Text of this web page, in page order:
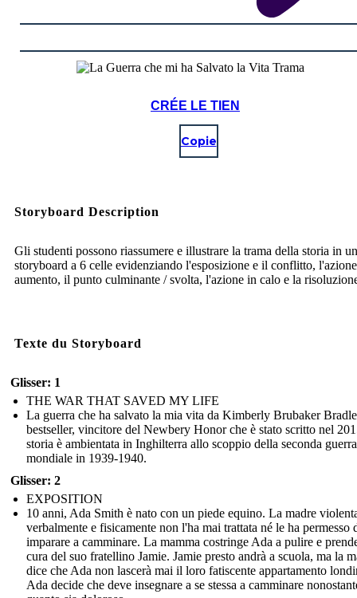
CRÉE LE TIEN
Copie
Storyboard Description
Gli studenti possono riassumere e illustrare la trama della storia in
storyboard a 6 celle evidenziando l'esposizione e il conflitto,
aumento, il punto culminante / svolta, l'azione in calo e la
Texte du Storyboard
Glisser: 1
THE WAR THAT SAVED MY LIFE
La guerra che ha salvato la mia vita da Kimberly Brubaker
bestseller, vincitore del Newbery Honor che è stato scritto nel
storia è ambientata in Inghilterra allo scoppio della seconda guerra
mondiale in 1939-1940.
Glisser: 2
EXPOSITION
10 anni, Ada Smith è nato con un piede equino. La madre
verbalmente e fisicamente non l'ha mai trattata né le ha permesso
imparare a camminare. La mamma costringe Ada a pulire e
cura del suo fratellino Jamie. Jamie presto andrà a scuola, ma la
dice che Ada non lascerà mai il loro fatiscente appartamento
Ada decide che deve insegnare a se stessa a camminare